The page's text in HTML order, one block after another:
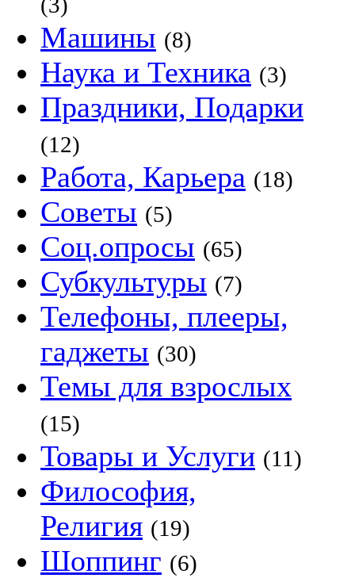
Машины (8)
Наука и Техника (3)
Праздники, Подарки
(12)
Работа, Карьера (18)
Советы (5)
Соц.опросы (65)
Субкультуры (7)
Телефоны, плееры,
гаджеты (30)
Темы для взрослых
(15)
Товары и Услуги (11)
Философия,
Религия (19)
Шоппинг (6)